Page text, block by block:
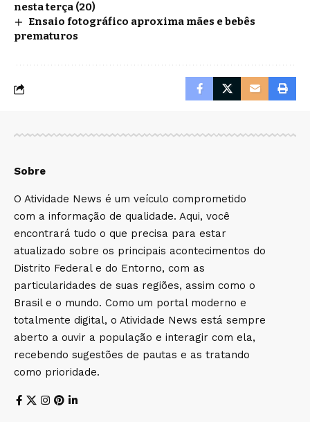
nesta terça (20)
Ensaio fotográfico aproxima mães e bebês
prematuros
Sobre
O Atividade News é um veículo comprometido
com a informação de qualidade. Aqui, você
encontrará tudo o que precisa para estar
atualizado sobre os principais acontecimentos do
Distrito Federal e do Entorno, com as
particularidades de suas regiões, assim como o
Brasil e o mundo. Como um portal moderno e
totalmente digital, o Atividade News está sempre
aberto a ouvir a população e interagir com ela,
recebendo sugestões de pautas e as tratando
como prioridade.